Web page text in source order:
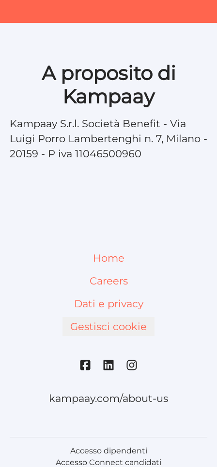
A proposito di
Kampaay
Kampaay S.r.l. Società Benefit - Via
Luigi Porro Lambertenghi n. 7, Milano -
20159 - P iva 11046500960
Home
Careers
Dati e privacy
Gestisci cookie
kampaay.com/about-us
Accesso dipendenti
Accesso Connect candidati